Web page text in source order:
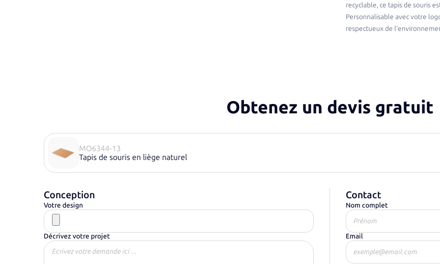
recyclable, ce tapis de souris
Personnalisable avec votre
respectueux de
Obtenez un devis gratuit
MO6344-13
Tapis de souris en liège naturel
Conception
Votre design
Décrivez votre projet
Contact
Nom complet
Email